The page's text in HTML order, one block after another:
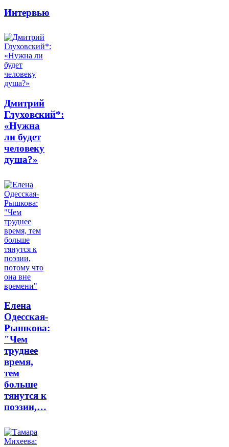
Интервью
Дмитрий
Глуховский*:
«Нужна
ли будет
человеку
душа?»
Елена
Одесская-
Рышкова:
"Чем
труднее
время,
тем
больше
тянутся к
поэзии,…